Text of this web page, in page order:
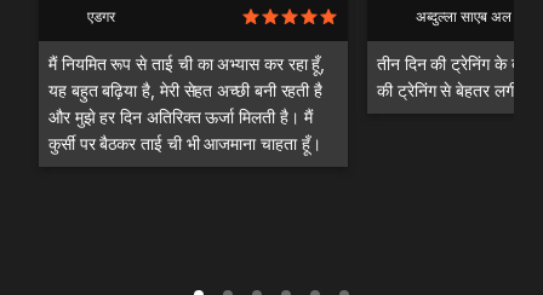
एडगर
मैं नियमित रूप से ताई ची का अभ्यास कर रहा हूँ,
यह बहुत बढ़िया है, मेरी सेहत अच्छी बनी रहती है
और मुझे हर दिन अतिरिक्त ऊर्जा मिलती है। मैं
कुर्सी पर बैठकर ताई ची भी आजमाना चाहता हूँ।
अब्दुल्ला साएब अल दंदशी
तीन दिन की ट्रेनिंग के बाद
की ट्रेनिंग से बेहतर लगी।